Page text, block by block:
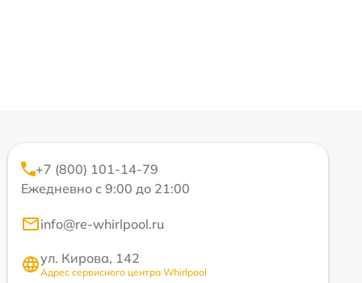
+7 (800) 101-14-79
Ежедневно с 9:00 до 21:00
info@re-whirlpool.ru
ул. Кирова, 142
Адрес сервисного центра Whirlpool